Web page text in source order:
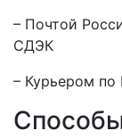
– Почтой
СДЭК
– Курьером по